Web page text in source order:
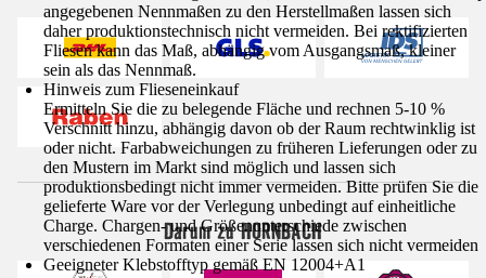
angegebenen Nennmaßen zu den Herstellmaßen lassen sich
daher produktionstechnisch nicht vermeiden. Bei rektifizierten
Fliesen kann das Maß, abhängig vom Ausgangsmaß, kleiner
sein als das Nennmaß.
Hinweis zum Flieseneinkauf
Ermitteln Sie die zu belegende Fläche und rechnen 5-10 %
Verschnitt hinzu, abhängig davon ob der Raum rechtwinklig ist
oder nicht. Farbabweichungen zu früheren Lieferungen oder zu
den Mustern im Markt sind möglich und lassen sich
produktionsbedingt nicht immer vermeiden. Bitte prüfen Sie die
gelieferte Ware vor der Verlegung unbedingt auf einheitliche
Charge. Chargen- und Größenunterschiede zwischen
verschiedenen Formaten einer Serie lassen sich nicht vermeiden
Geeigneter Klebstofftyp gemäß EN 12004+A1
Darum zu HORNBACH